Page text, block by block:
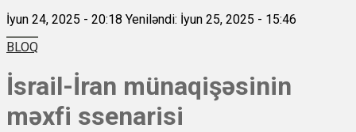
İyun 24, 2025 - 20:18 Yeniləndi: İyun 25, 2025 - 15:46
BLOQ
İsrail-İran münaqişəsinin
məxfi ssenarisi